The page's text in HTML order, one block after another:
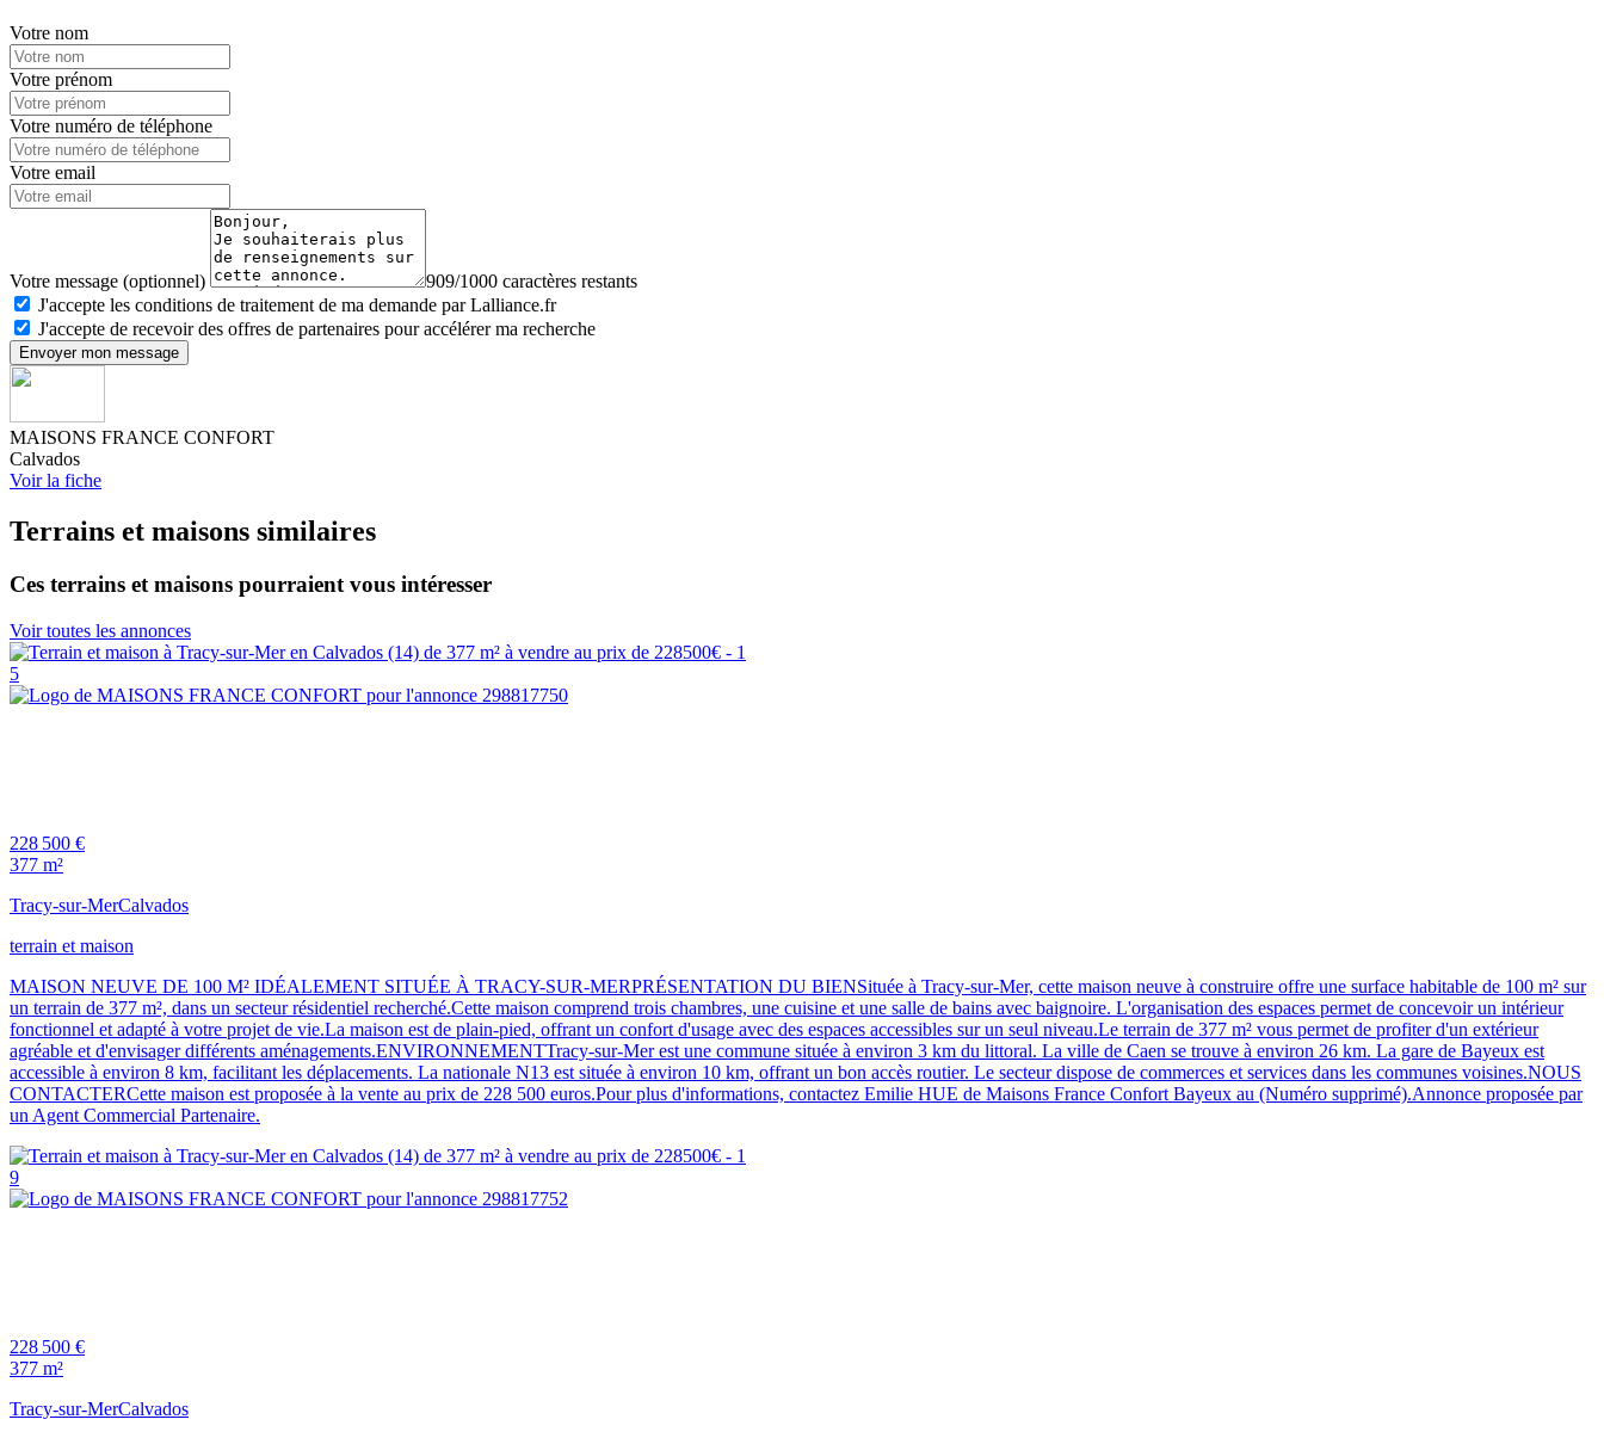
Votre nom
Votre prénom
Votre numéro de téléphone
Votre email
Votre message (optionnel)
909/1000 caractères restants
J'accepte les conditions de traitement de ma demande par Lalliance.fr
J'accepte de recevoir des offres de partenaires pour accélérer ma recherche
Envoyer mon message
MAISONS FRANCE CONFORT
Calvados
Voir la fiche
Terrains et maisons similaires
Ces terrains et maisons pourraient vous intéresser
Voir toutes les annonces
5
228 500 €
377 m²
Tracy-sur-MerCalvados
terrain et maison
MAISON NEUVE DE 100 M² IDÉALEMENT SITUÉE À TRACY-SUR-MERPRÉSENTATION DU BIENSituée à Tracy-sur-Mer, cette maison neuve à construire offre une surface habitable de 100 m² sur
un terrain de 377 m², dans un secteur résidentiel recherché.Cette maison comprend trois chambres, une cuisine et une salle de bains avec baignoire. L'organisation des espaces permet de concevoir un intérieur
fonctionnel et adapté à votre projet de vie.La maison est de plain-pied, offrant un confort d'usage avec des espaces accessibles sur un seul niveau.Le terrain de 377 m² vous permet de profiter d'un extérieur
agréable et d'envisager différents aménagements.ENVIRONNEMENTTracy-sur-Mer est une commune située à environ 3 km du littoral. La ville de Caen se trouve à environ 26 km. La gare de Bayeux est
accessible à environ 8 km, facilitant les déplacements. La nationale N13 est située à environ 10 km, offrant un bon accès routier. Le secteur dispose de commerces et services dans les communes voisines.NOUS
CONTACTERCette maison est proposée à la vente au prix de 228 500 euros.Pour plus d'informations, contactez Emilie HUE de Maisons France Confort Bayeux au (Numéro supprimé).Annonce proposée par
un Agent Commercial Partenaire.
9
228 500 €
377 m²
Tracy-sur-MerCalvados